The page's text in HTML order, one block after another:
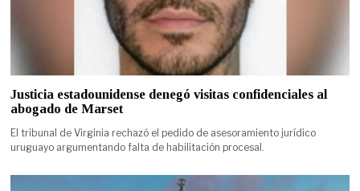
Justicia estadounidense denegó visitas confidenciales al
abogado de Marset
El tribunal de Virginia rechazó el pedido de asesoramiento jurídico
uruguayo argumentando falta de habilitación procesal.